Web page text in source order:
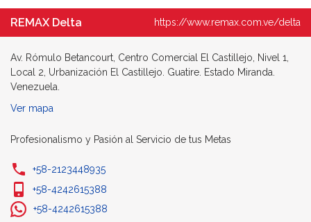
REMAX Delta https://www.remax.com.ve/delta
Av. Rómulo Betancourt, Centro Comercial El Castillejo, Nivel 1,
Local 2, Urbanización El Castillejo. Guatire. Estado Miranda.
Venezuela.
Ver mapa
Profesionalismo y Pasión al Servicio de tus Metas
+58-2123448935
+58-4242615388
+58-4242615388